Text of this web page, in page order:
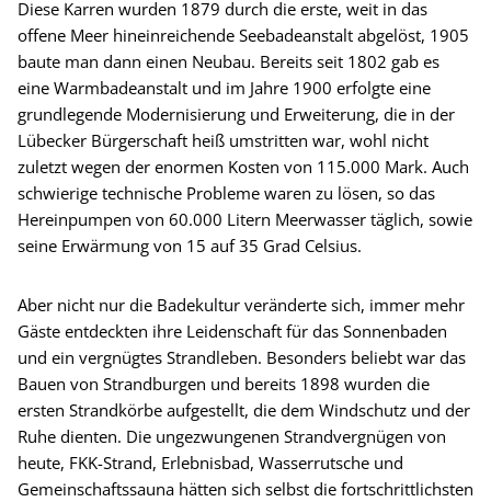
Diese Karren wurden 1879 durch die erste, weit in das
offene Meer hineinreichende Seebadeanstalt abgelöst, 1905
baute man dann einen Neubau. Bereits seit 1802 gab es
eine Warmbadeanstalt und im Jahre 1900 erfolgte eine
grundlegende Modernisierung und Erweiterung, die in der
Lübecker Bürgerschaft heiß umstritten war, wohl nicht
zuletzt wegen der enormen Kosten von 115.000 Mark. Auch
schwierige technische Probleme waren zu lösen, so das
Hereinpumpen von 60.000 Litern Meerwasser täglich, sowie
seine Erwärmung von 15 auf 35 Grad Celsius.
Aber nicht nur die Badekultur veränderte sich, immer mehr
Gäste entdeckten ihre Leidenschaft für das Sonnenbaden
und ein vergnügtes Strandleben. Besonders beliebt war das
Bauen von Strandburgen und bereits 1898 wurden die
ersten Strandkörbe aufgestellt, die dem Windschutz und der
Ruhe dienten. Die ungezwungenen Strandvergnügen von
heute, FKK-Strand, Erlebnisbad, Wasserrutsche und
Gemeinschaftssauna hätten sich selbst die fortschrittlichsten